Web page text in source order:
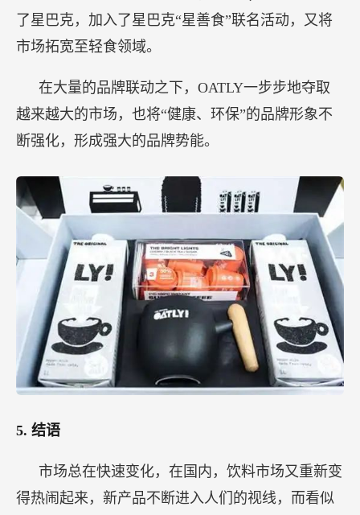
了星巴克，加入了星巴克“星善食”联名活动，又将
市场拓宽至轻食领域。
在大量的品牌联动之下，OATLY一步步地夺取
越来越大的市场，也将“健康、环保”的品牌形象不
断强化，形成强大的品牌势能。
5. 结语
市场总在快速变化，在国内，饮料市场又重新变
得热闹起来，新产品不断进入人们的视线，而看似